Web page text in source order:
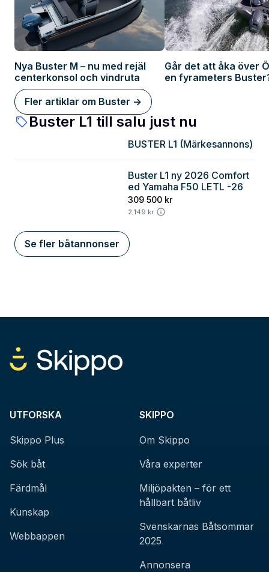
Nya Buster M – nu med rejäl
centerkonsol och vindruta
Går det att åka över
en fyrameters
Fler artiklar om Buster ->
Buster L1 till salu just nu
BUSTER L1 (Märkesannons)
Buster L1 ny 2026 Comfort
ed Yamaha F50 LETL -26
309 500 kr
2 149 kr
Se fler båtannonser
UTFORSKA
Skippo Plus
Sök båt
Färdmål
Kunskap
Webbappen
SKIPPO
Om Skippo
Våra experter
Miljöpakten – för ett
hållbart båtliv
Svenskarnas Båtsommar
2025
Annonsera